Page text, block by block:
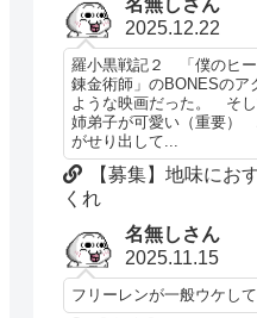
名無しさん
2025.12.22
羅小黒戦記２ 「僕のヒ
錬金術師」のBONESのア
ような映画だった。 そし
姉弟子が可愛い（重要）
がせり出して...
【募集】地味にお
くれ
名無しさん
2025.11.15
フリーレンが一般ウケし